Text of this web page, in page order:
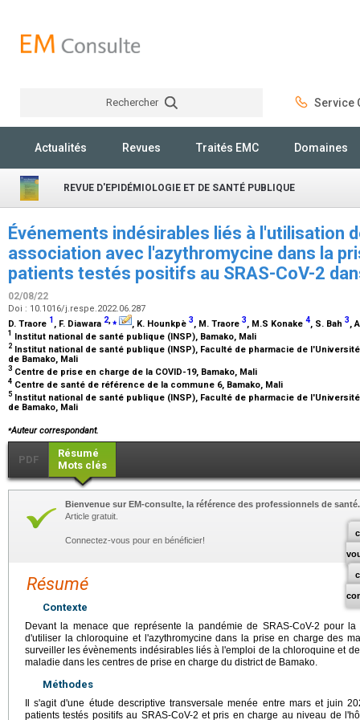
Rechercher Service
Actualités Revues Traités EMC Domaines
REVUE D'EPIDÉMIOLOGIE ET DE SANTÉ PUBLIQUE
Événements indésirables liés à l'utilisation
association avec l'azythromycine dans la
patients testés positifs au SRAS-CoV-2
02/08/22
Doi : 10.1016/j.respe.2022.06.287
D. Traore 1 , F. Diawara 2,⁎ , K. Hounkpè 3, M. Traore 3, M.S Konake 4, S. Bah 3,
1 Institut national de santé publique (INSP), Bamako, Mali
2 Institut national de santé publique (INSP), Faculté de pharmacie de
de Bamako, Mali
3 Centre de prise en charge de la COVID-19, Bamako, Mali
4 Centre de santé de référence de la commune 6, Bamako, Mali
5 Institut national de santé publique (INSP), Faculté de pharmacie de
de Bamako, Mali
⁎Auteur correspondant.
PDF
Résumé
Mots clés
Bienvenue sur EM-consulte, la référence des professionnels de santé.
Article gratuit.
Connectez-vous pour en bénéficier!
Résumé
Contexte
Devant la menace que représente la pandémie de SRAS-CoV-2 pour
d'utiliser la chloroquine et l'azythromycine dans la prise en charge des
surveiller les évènements indésirables liés à l'emploi de la chloroquine et
maladie dans les centres de prise en charge du district de Bamako.
Méthodes
Il s'agit d'une étude descriptive transversale menée entre mars et juin
patients testés positifs au SRAS-CoV-2 et pris en charge au niveau de